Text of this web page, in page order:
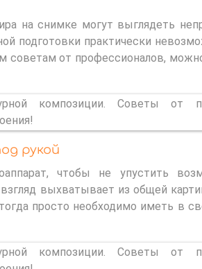
на снимке могут выглядеть
подготовки практически
советам от профессионалов,
рукой
чтобы не упустить
выхватывает из общей
просто необходимо иметь в